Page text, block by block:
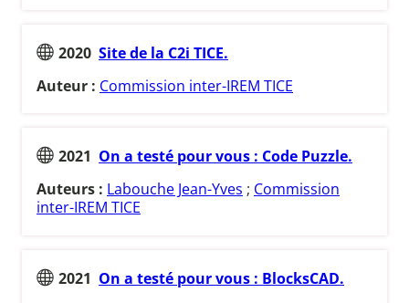
2020 Site de la C2i TICE.
Auteur : Commission inter-IREM TICE
2021 On a testé pour vous : Code Puzzle.
Auteurs : Labouche Jean-Yves ; Commission
inter-IREM TICE
2021 On a testé pour vous : BlocksCAD.